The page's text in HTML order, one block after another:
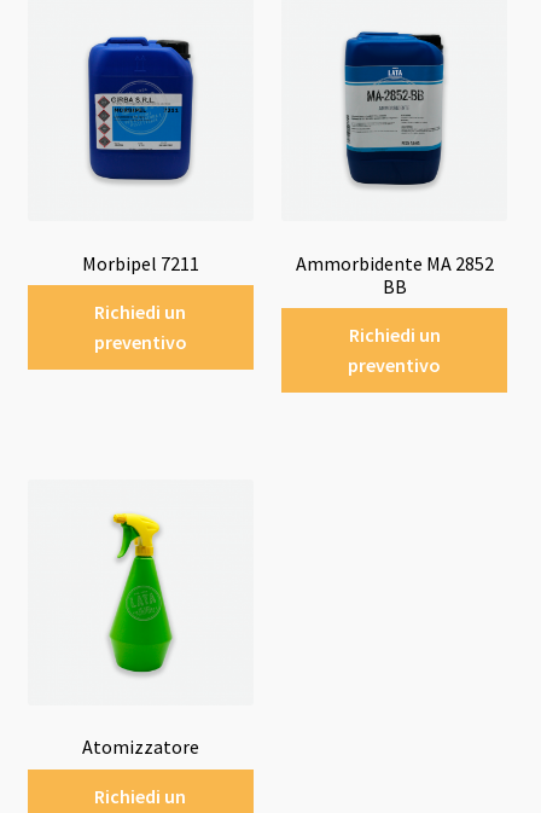
Morbipel 7211
Richiedi un
preventivo
Ammorbidente MA 2852
BB
Richiedi un
preventivo
Atomizzatore
Richiedi un